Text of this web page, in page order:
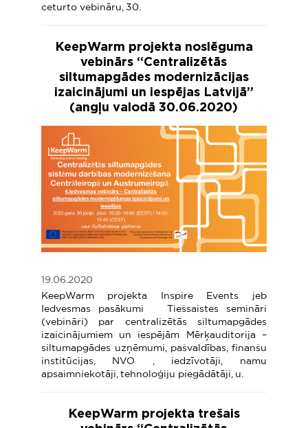
ceturto vebināru, 30.
KeepWarm projekta noslēguma
vebinārs “Centralizētās
siltumapgādes modernizācijas
izaicinājumi un iespējas Latvijā”
(angļu valodā 30.06.2020)
19.06.2020
KeepWarm projekta Inspire Events jeb
Iedvesmas pasākumi Tiešsaistes semināri
(vebināri) par centralizētās siltumapgādes
izaicinājumiem un iespējām Mērķauditorija –
siltumapgādes uzņēmumi, pašvaldības, finanšu
institūcijas, NVO , iedzīvotāji, namu
apsaimniekotāji, tehnoloģiju piegādātāji, u.
KeepWarm projekta trešais